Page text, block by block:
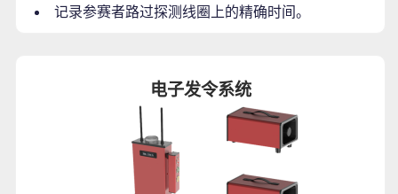
记录参赛者路过探测线圈上的精确时间。
电子发令系统